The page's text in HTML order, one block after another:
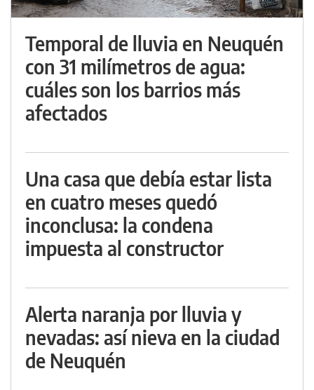
Temporal de lluvia en Neuquén
con 31 milímetros de agua:
cuáles son los barrios más
afectados
Una casa que debía estar lista
en cuatro meses quedó
inconclusa: la condena
impuesta al constructor
Alerta naranja por lluvia y
nevadas: así nieva en la ciudad
de Neuquén